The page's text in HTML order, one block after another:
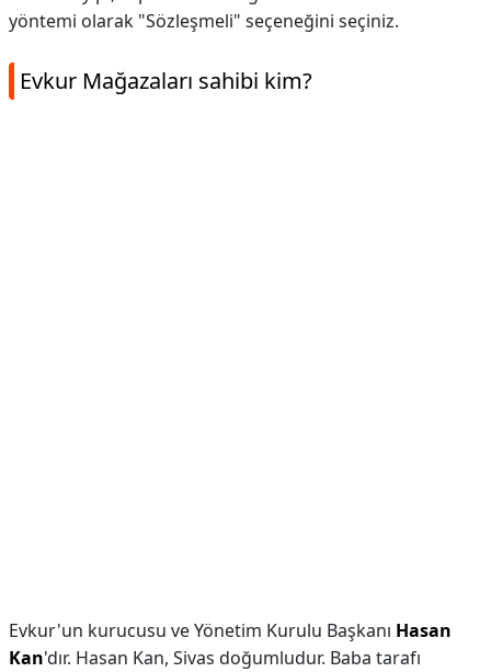
yöntemi olarak "Sözleşmeli" seçeneğini seçiniz.
Evkur Mağazaları sahibi kim?
Evkur'un kurucusu ve Yönetim Kurulu Başkanı Hasan
Kan'dır. Hasan Kan, Sivas doğumludur. Baba tarafı